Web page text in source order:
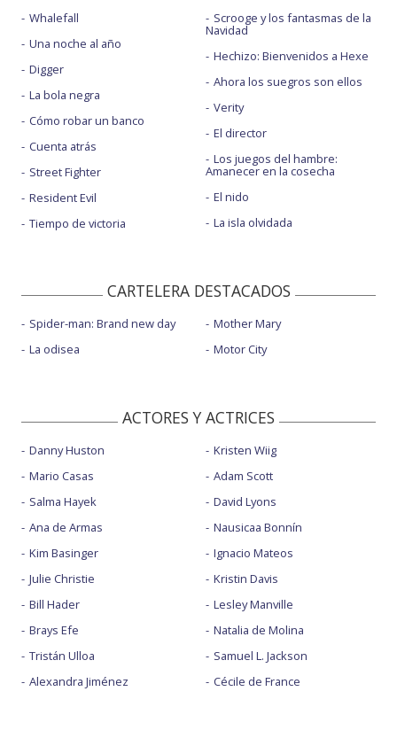
Deporte
: ¿Cómo sería la película ideal sobre fútbol?
Películas: Por qué el cine lleva un siglo enamorado
de la tensión
¿Cómo cuidan su bienestar las estrellas de cine?
Rituales, hábitos y secretos para sentirse bien
Scrooge y los fantasmas de la Navidad
Whalefall
Una noche al año
Digger
La bola negra
Cómo robar un banco
Cuenta atrás
Street Fighter
Resident Evil
Tiempo de victoria
Scrooge y los fantasmas de la
Navidad
Hechizo: Bienvenidos a Hexe
Ahora los suegros son ellos
Verity
El director
Los juegos del hambre:
Amanecer en la cosecha
El nido
La isla olvidada
CARTELERA DESTACADOS
Spider-man: Brand new day
La odisea
Mother Mary
Motor City
ACTORES Y ACTRICES
Danny Huston
Mario Casas
Salma Hayek
Ana de Armas
Kim Basinger
Julie Christie
Bill Hader
Brays Efe
Tristán Ulloa
Alexandra Jiménez
Kristen Wiig
Adam Scott
David Lyons
Nausicaa Bonnín
Ignacio Mateos
Kristin Davis
Lesley Manville
Natalia de Molina
Samuel L. Jackson
Cécile de France